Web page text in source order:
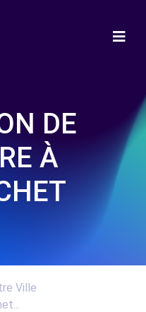
DE
À
Ville